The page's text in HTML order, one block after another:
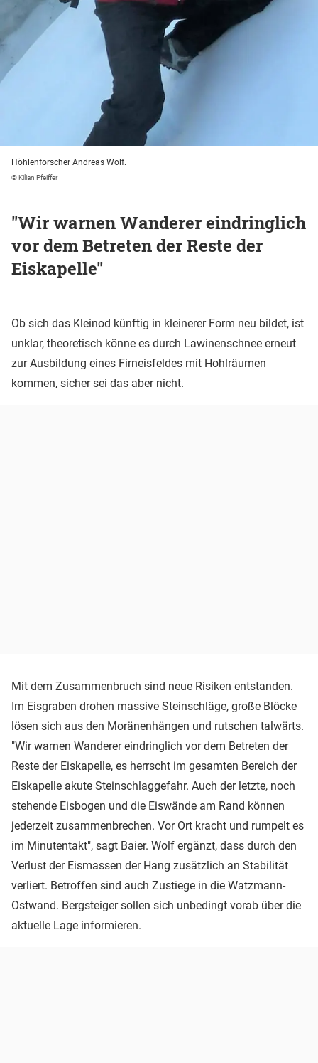
Höhlenforscher Andreas Wolf.
© Kilian Pfeiffer
"Wir warnen Wanderer eindringlich
vor dem Betreten der Reste der
Eiskapelle"
Ob sich das Kleinod künftig in kleinerer Form neu bildet, ist
unklar, theoretisch könne es durch Lawinenschnee erneut
zur Ausbildung eines Firneisfeldes mit Hohlräumen
kommen, sicher sei das aber nicht.
Mit dem Zusammenbruch sind neue Risiken entstanden.
Im Eisgraben drohen massive Steinschläge, große Blöcke
lösen sich aus den Moränenhängen und rutschen talwärts.
"Wir warnen Wanderer eindringlich vor dem Betreten der
Reste der Eiskapelle, es herrscht im gesamten Bereich der
Eiskapelle akute Steinschlaggefahr. Auch der letzte, noch
stehende Eisbogen und die Eiswände am Rand können
jederzeit zusammenbrechen. Vor Ort kracht und rumpelt es
im Minutentakt", sagt Baier. Wolf ergänzt, dass durch den
Verlust der Eismassen der Hang zusätzlich an Stabilität
verliert. Betroffen sind auch Zustiege in die Watzmann-
Ostwand. Bergsteiger sollen sich unbedingt vorab über die
aktuelle Lage informieren.